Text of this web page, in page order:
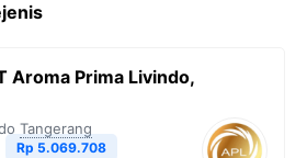
Aroma Prima Livindo,
Tangerang
Rp 5.069.708